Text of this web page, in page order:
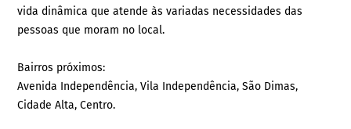
vida dinâmica que atende às variadas necessidades das
pessoas que moram no local.
Bairros próximos:
Avenida Independência, Vila Independência, São Dimas,
Cidade Alta, Centro.